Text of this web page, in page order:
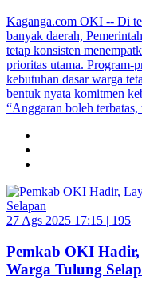
Kaganga.com OKI -- Di
banyak daerah,
tetap konsisten
prioritas utama. Program-
kebutuhan dasar warga
bentuk nyata komitmen
“Anggaran boleh
27 Ags 2025 17:15 | 195
Pemkab OKI
Warga Tulung